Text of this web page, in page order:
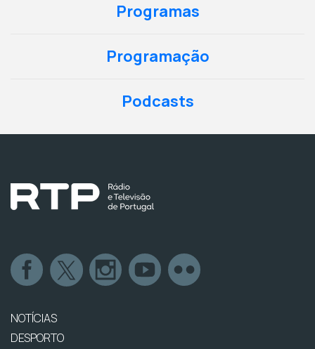
Programas
Programação
Podcasts
NOTÍCIAS
DESPORTO